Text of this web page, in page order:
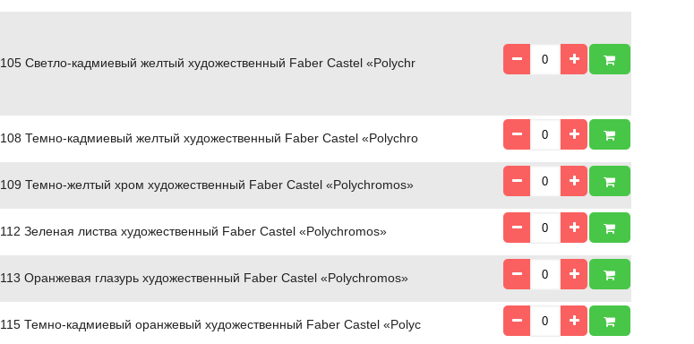
105 Светло-кадмиевый желтый художественный Faber Castel «Polychr
108 Темно-кадмиевый желтый художественный Faber Castel «Polychro
109 Темно-желтый хром художественный Faber Castel «Polychromos»
112 Зеленая листва художественный Faber Castel «Polychromos»
113 Оранжевая глазурь художественный Faber Castel «Polychromos»
115 Темно-кадмиевый оранжевый художественный Faber Castel «Polyc